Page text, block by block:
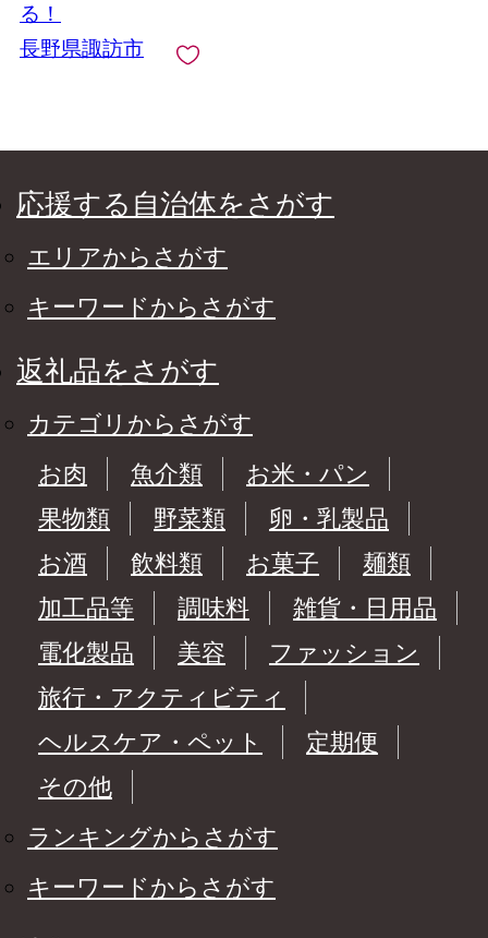
る！
長野県諏訪市
応援する自治体をさがす
エリアからさがす
キーワードからさがす
返礼品をさがす
カテゴリからさがす
お肉
魚介類
お米・パン
果物類
野菜類
卵・乳製品
お酒
飲料類 お菓子
麺類
加工品等
調味料
雑貨・日用品
電化製品
美容
ファッション
旅行・アクティビティ
ヘルスケア・ペット
定期便
その他
ランキングからさがす
キーワードからさがす